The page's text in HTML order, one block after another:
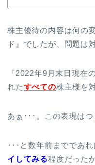
株主優待の内容は何の
ド』でしたが、問題は
『2022年9月末日現在
れたすべての株主様を
あぁ･･･。この表現はつ
･･･と数年前までであ
イしてみる程度だった